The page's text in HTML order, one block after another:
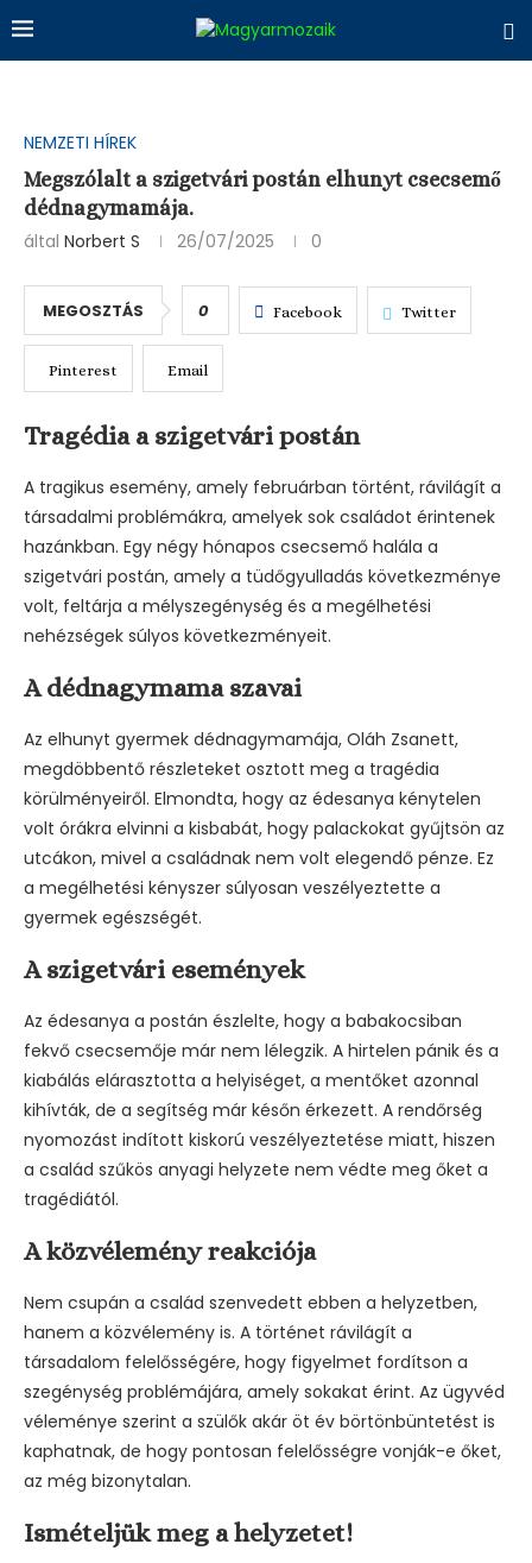
NEMZETI HÍREK
Megszólalt a szigetvári postán elhunyt csecsemő
dédnagymamája.
által Norbert S 26/07/2025 0
MEGOSZTÁS 0 Facebook Twitter
Pinterest Email
Tragédia a szigetvári postán
A tragikus esemény, amely februárban történt, rávilágít a
társadalmi problémákra, amelyek sok családot érintenek
hazánkban. Egy négy hónapos csecsemő halála a
szigetvári postán, amely a tüdőgyulladás következménye
volt, feltárja a mélyszegénység és a megélhetési
nehézségek súlyos következményeit.
A dédnagymama szavai
Az elhunyt gyermek dédnagymamája, Oláh Zsanett,
megdöbbentő részleteket osztott meg a tragédia
körülményeiről. Elmondta, hogy az édesanya kénytelen
volt órákra elvinni a kisbabát, hogy palackokat gyűjtsön az
utcákon, mivel a családnak nem volt elegendő pénze. Ez
a megélhetési kényszer súlyosan veszélyeztette a
gyermek egészségét.
A szigetvári események
Az édesanya a postán észlelte, hogy a babakocsiban
fekvő csecsemője már nem lélegzik. A hirtelen pánik és a
kiabálás elárasztotta a helyiséget, a mentőket azonnal
kihívták, de a segítség már későn érkezett. A rendőrség
nyomozást indított kiskorú veszélyeztetése miatt, hiszen
a család szűkös anyagi helyzete nem védte meg őket a
tragédiától.
A közvélemény reakciója
Nem csupán a család szenvedett ebben a helyzetben,
hanem a közvélemény is. A történet rávilágít a
társadalom felelősségére, hogy figyelmet fordítson a
szegénység problémájára, amely sokakat érint. Az ügyvéd
véleménye szerint a szülők akár öt év börtönbüntetést is
kaphatnak, de hogy pontosan felelősségre vonják-e őket,
az még bizonytalan.
Ismételjük meg a helyzetet!